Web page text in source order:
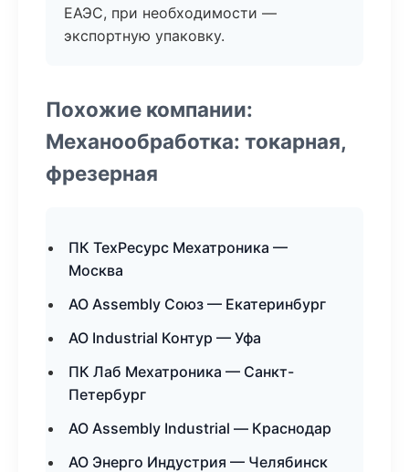
ЕАЭС, при необходимости —
экспортную упаковку.
Похожие компании:
Механообработка: токарная,
фрезерная
ПК ТехРесурс Мехатроника —
Москва
АО Assembly Союз — Екатеринбург
АО Industrial Контур — Уфа
ПК Лаб Мехатроника — Санкт-
Петербург
АО Assembly Industrial — Краснодар
АО Энерго Индустрия — Челябинск